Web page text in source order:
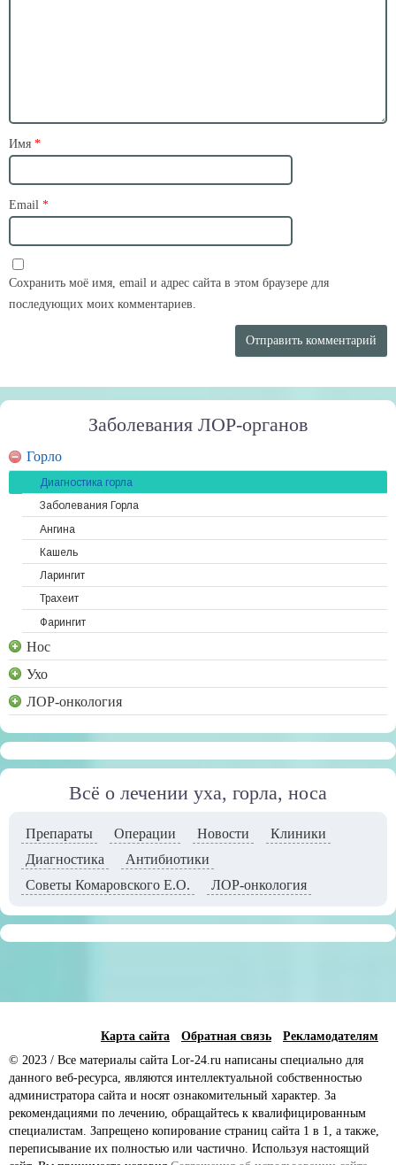
Имя *
Email *
Сохранить моё имя, email и адрес сайта в этом браузере для
последующих моих комментариев.
Заболевания ЛОР-органов
Горло
Диагностика горла
Заболевания Горла
Ангина
Кашель
Ларингит
Трахеит
Фарингит
Нос
Ухо
ЛОР-онкология
Всё о лечении уха, горла, носа
Препараты Операции Новости
Клиники
Диагностика
Антибиотики
Советы Комаровского Е.О.
ЛОР-онкология
Карта сайта Обратная связь
Рекламодателям
© 2023 / Все материалы сайта Lor-24.ru написаны специально для
данного веб-ресурса, являются интеллектуальной собственностью
администратора сайта и носят ознакомительный характер. За
рекомендациями по лечению, обращайтесь к квалифицированным
специалистам. Запрещено копирование страниц сайта 1 в 1, а также,
переписывание их полностью или частично. Используя настоящий